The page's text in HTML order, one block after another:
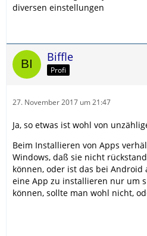
diversen einstellungen
Biffle
Profi
27. November 2017 um 21:47
Ja, so etwas ist wohl von
Beim Installieren von Apps
Windows, daß sie nicht
können, oder ist das bei Android
eine App zu installieren nur um
können, sollte man wohl nicht,